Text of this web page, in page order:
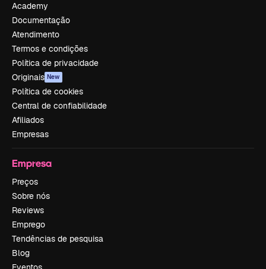
Academy
Documentação
Atendimento
Termos e condições
Política de privacidade
Originais New
Política de cookies
Central de confiabilidade
Afiliados
Empresas
Empresa
Preços
Sobre nós
Reviews
Emprego
Tendências de pesquisa
Blog